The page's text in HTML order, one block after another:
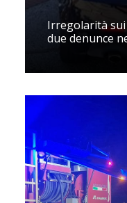
Irregolarità
due denunce